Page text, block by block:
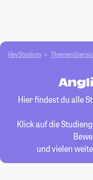
HeyStudium
Hier findest du alle
Klick auf die
und vielen